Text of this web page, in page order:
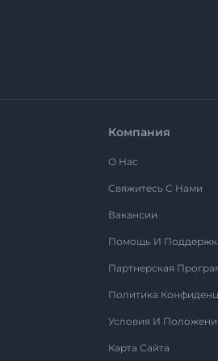
Компания
О Нас
Свяжитесь С Нами
Вакансии
Помощь И
Партнерская
Политика
Условия И
Карта Сайта